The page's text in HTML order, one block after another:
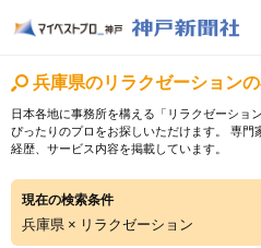
兵庫県のリラクゼーション
日本各地に事務所を構える「リラクゼーショ
ぴったりのプロをお探しいただけます。 専門
経歴、サービス内容を掲載しています。
現在の検索条件
兵庫県 × リラクゼーション